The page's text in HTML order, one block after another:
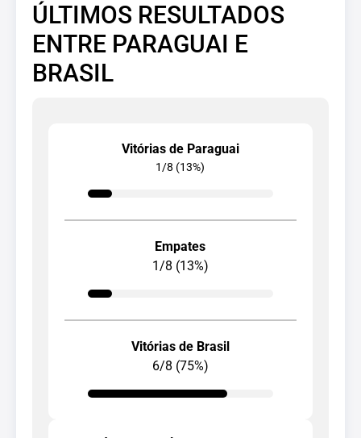
ÚLTIMOS RESULTADOS
ENTRE PARAGUAI E
BRASIL
Vitórias de Paraguai
1/8 (13%)
Empates
1/8 (13%)
Vitórias de Brasil
6/8 (75%)